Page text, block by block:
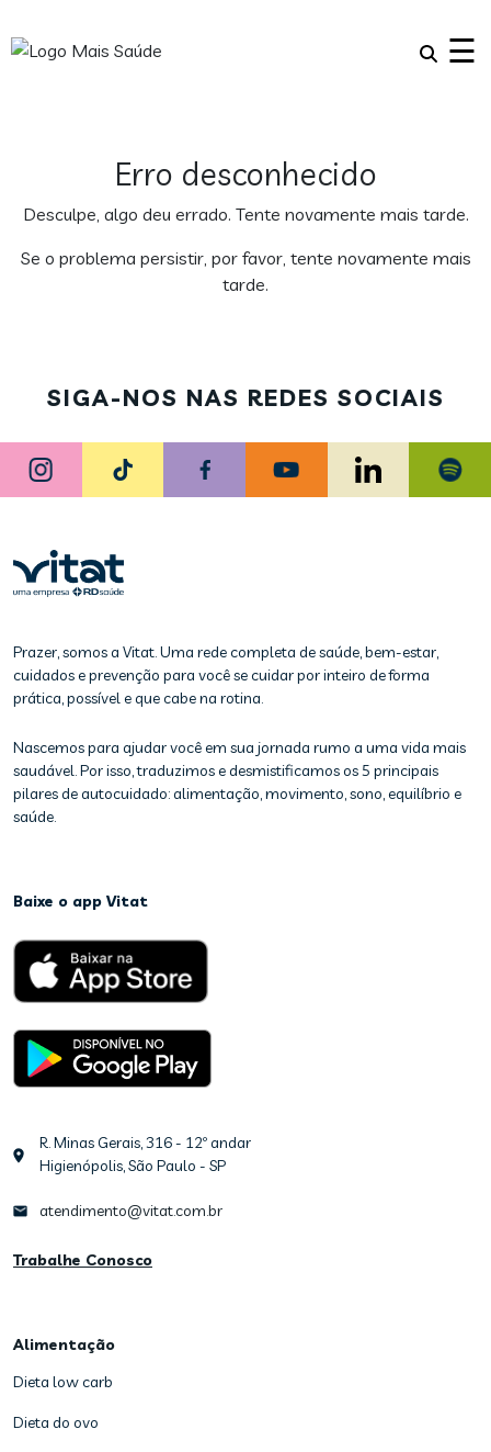
☰
Erro desconhecido
Desculpe, algo deu errado. Tente novamente mais tarde.
Se o problema persistir, por favor, tente novamente mais
tarde.
SIGA-NOS NAS REDES SOCIAIS
Prazer, somos a Vitat. Uma rede completa de saúde, bem-estar,
cuidados e prevenção para você se cuidar por inteiro de forma
prática, possível e que cabe na rotina.
Nascemos para ajudar você em sua jornada rumo a uma vida mais
saudável. Por isso, traduzimos e desmistificamos os 5 principais
pilares de autocuidado: alimentação, movimento, sono, equilíbrio e
saúde.
Baixe o app Vitat
R. Minas Gerais, 316 - 12º andar
Higienópolis, São Paulo - SP
atendimento@vitat.com.br
Trabalhe Conosco
Alimentação
Dieta low carb
Dieta do ovo